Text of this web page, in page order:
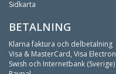
Sidkarta
BETALNING
Klarna faktura och delbetalning
Visa & MasterCard, Visa Electron
Swish och Internetbank (Sverige)